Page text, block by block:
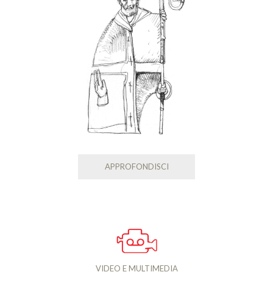
APPROFONDISCI
VIDEO E MULTIMEDIA